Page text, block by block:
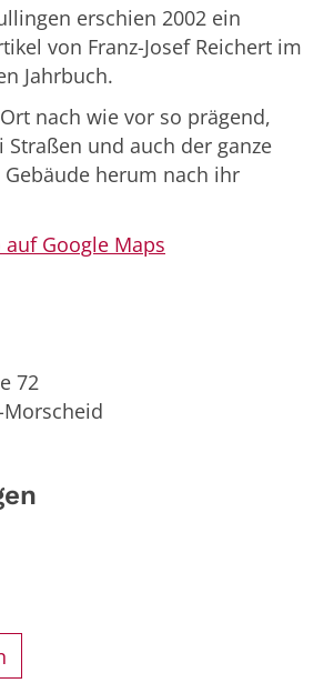
erschien 2002 ein
von Franz-Josef Reichert im
Jahrbuch.
nach wie vor so prägend,
Straßen und auch der ganze
herum nach ihr
auf Google Maps
72